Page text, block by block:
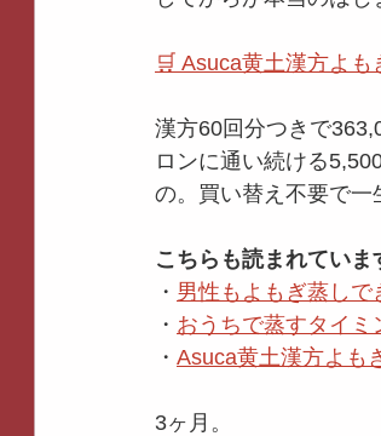
🛒 Asuca黄土漢方よ
漢方60回分つきで
ロンに通い続ける
の。買い替え不要で一
こちらも読まれていま
・ 男性もよもぎ蒸し
・ おうちで蒸すタイミ
・ Asuca黄土漢方よも
3ヶ月。